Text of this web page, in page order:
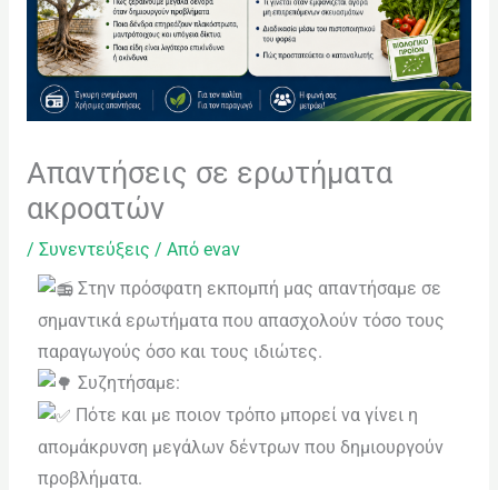
Απαντήσεις σε ερωτήματα
ακροατών
/ Συνεντεύξεις / Από evav
Στην πρόσφατη εκπομπή μας απαντήσαμε σε
σημαντικά ερωτήματα που απασχολούν τόσο τους
παραγωγούς όσο και τους ιδιώτες.
Συζητήσαμε:
Πότε και με ποιον τρόπο μπορεί να γίνει η
απομάκρυνση μεγάλων δέντρων που δημιουργούν
προβλήματα.
problems
encounter
contact
website.